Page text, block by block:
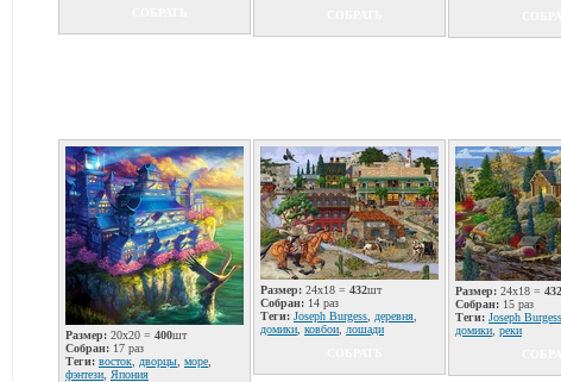
Размер: 20x20 = 400шт
Собран: 17 раз
Теги: восток дворцы море
фэнтези
Япония
Размер: 24x18 = 432шт
Собран: 14 раз
Теги: Joseph Burgess деревня
домики ковбои
лошади
Размер: 24x18 = 432
Собран: 15 раз
Теги: Joseph Burgess
домики реки